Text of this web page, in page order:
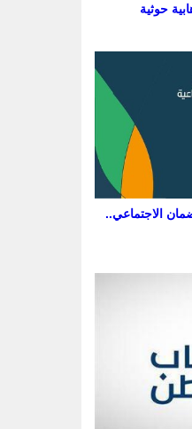
حوثية
الاجتماعي..